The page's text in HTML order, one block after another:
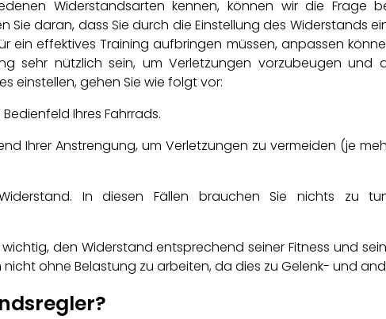
Widerstandsarten kennen, können wir die Frage
Sie daran, dass Sie durch die Einstellung des Widerstands
ein effektives Training aufbringen müssen, anpassen
sehr nützlich sein, um Verletzungen vorzubeugen
einstellen, gehen Sie wie folgt vor:
Ihres Fahrrads.
Ihrer Anstrengung, um Verletzungen zu vermeiden (je
In diesen Fällen brauchen Sie nichts zu
den Widerstand entsprechend seiner Fitness und
ohne Belastung zu arbeiten, da dies zu Gelenk- und